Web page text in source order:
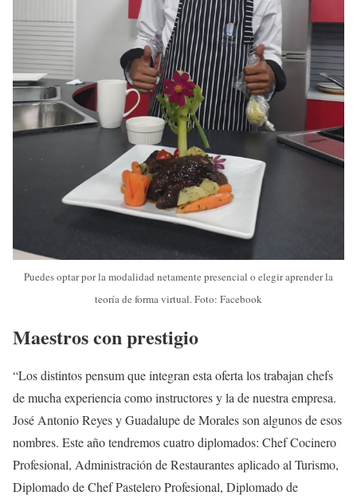
Puedes optar por la modalidad netamente presencial o elegir aprender la
teoría de forma virtual. Foto: Facebook
Maestros con prestigio
“Los distintos pensum que integran esta oferta los trabajan chefs
de mucha experiencia como instructores y la de nuestra empresa.
José Antonio Reyes y Guadalupe de Morales son algunos de esos
nombres. Este año tendremos cuatro diplomados: Chef Cocinero
Profesional, Administración de Restaurantes aplicado al Turismo,
Diplomado de Chef Pastelero Profesional, Diplomado de